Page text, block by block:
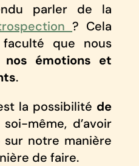
parler de la
? Cela
que nous
nos émotions et
.
la possibilité de
soi-même, d’avoir
sur notre manière
de faire.